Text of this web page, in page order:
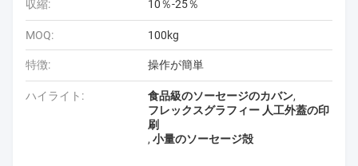
収縮: 10％-25％
MOQ: 100kg
特徴: 操作が簡単
ハイライト: 食品級のソーセージのカバン,
フレックスグラフィー 人工外蓋の印
刷
, 小量のソーセージ殻